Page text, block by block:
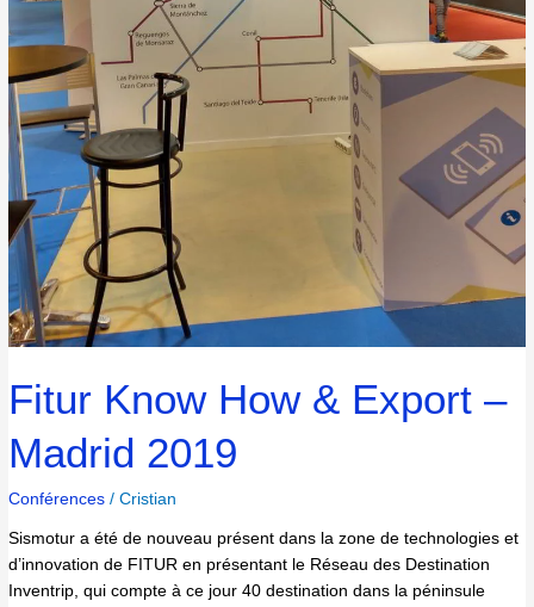
Fitur Know How & Export –
Madrid 2019
Conférences /Cristian
Sismotur a été de nouveau présent dans la zone de technologies et
d’innovation de FITUR en présentant le Réseau des Destination
Inventrip, qui compte à ce jour 40 destination dans la péninsule